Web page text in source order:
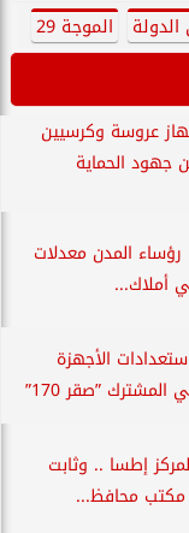
الموجة 29
عروسة وكرسيين
جهود الحماية
المدن معدلات
أملاك...
الأجهزة
”صقر 170”
إطسا .. وثابت
مكتب محافظ...